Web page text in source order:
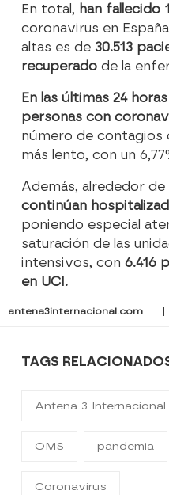
En total, han fallecido
coronavirus en
altas es de 30.513
recuperado de la
En las últimas 24
personas con
número de contagios
más lento, con un
Además, alrededor de
continúan
poniendo especial
saturación de las
intensivos, con 6.416
en UCI.
antena3internacional.com |
TAGS
Antena 3 Internacional
OMS pandemia
Coronavirus